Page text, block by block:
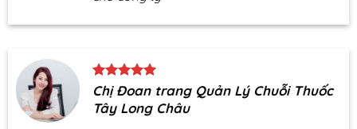
Chị Đoan trang Quản Lý Chuỗi Thuốc
Tây Long Châu